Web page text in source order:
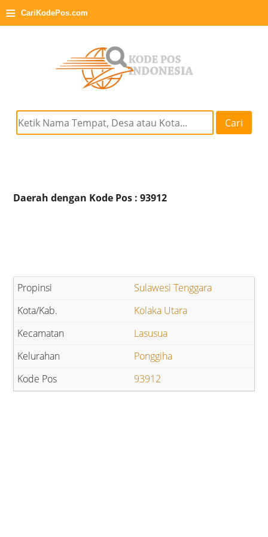
≡ CariKodePos.com
Cari
Daerah dengan Kode Pos : 93912
Sulawesi Tenggara
Kolaka Utara
Lasusua
Ponggiha
93912